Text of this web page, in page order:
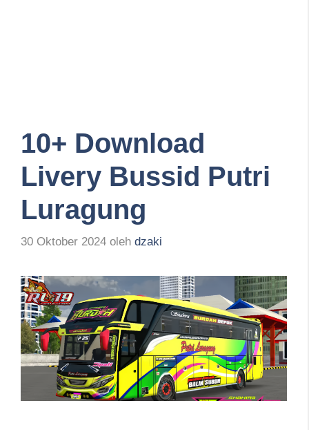
10+ Download
Livery Bussid Putri
Luragung
30 Oktober 2024 oleh dzaki